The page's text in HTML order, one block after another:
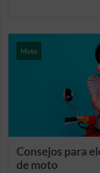
Moto
Consejos para
de moto